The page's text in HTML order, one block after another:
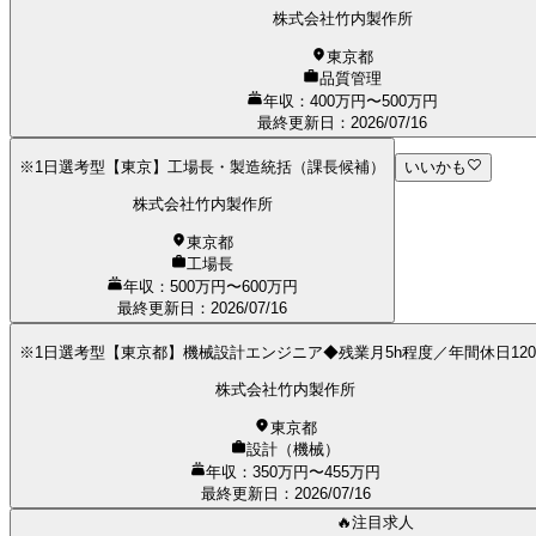
株式会社竹内製作所
東京都
品質管理
年収：400万円〜500万円
最終更新日 ： 2026/07/16
※1日選考型【東京】工場長・製造統括（課長候補）
株式会社竹内製作所
東京都
工場長
年収：500万円〜600万円
最終更新日 ： 2026/07/16
いいかも
※1日選考型【東京都】機械設計エンジニア◆残業月5h程度／年間休日120
株式会社竹内製作所
東京都
設計（機械）
年収：350万円〜455万円
最終更新日 ： 2026/07/16
🔥注目求人